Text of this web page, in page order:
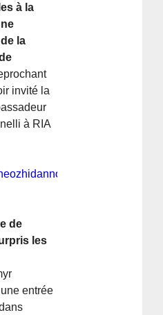
à la
la
invité la
à RIA
de
les
entrée